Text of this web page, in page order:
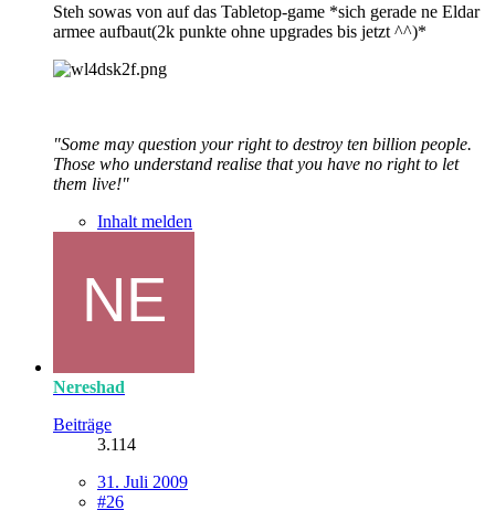
Steh sowas von auf das Tabletop-game *sich gerade ne Eldar
armee aufbaut(2k punkte ohne upgrades bis jetzt ^^)*
"Some may question your right to destroy ten billion people.
Those who understand realise that you have no right to let
them live!"
Inhalt melden
Nereshad
Beiträge
3.114
31. Juli 2009
#26